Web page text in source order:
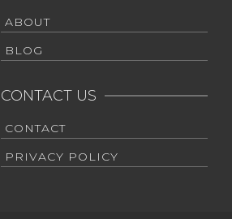
ABOUT
BLOG
CONTACT US
CONTACT
PRIVACY POLICY